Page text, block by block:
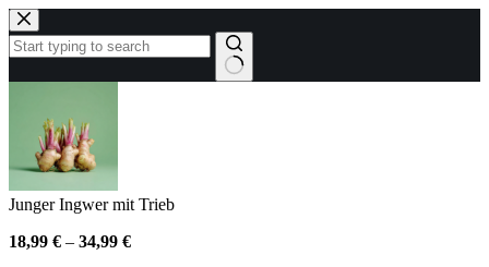
Zum
Inhalt
springen
Junger Ingwer mit Trieb
18,99 € – 34,99 €